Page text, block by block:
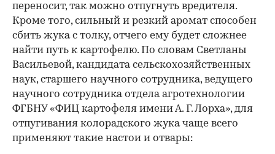
переносит, так можно отпугнуть вредителя.
Кроме того, сильный и резкий аромат способен
сбить жука с толку, отчего ему будет сложнее
найти путь к картофелю. По словам Светланы
Васильевой, кандидатасельскохозяйственных
наук, старшего научного сотрудника, ведущего
научного сотрудника отдела агротехнологии
ФГБНУ «ФИЦ картофеля имени А. Г. Лорха», для
отпугивания колорадского жука чаще всего
применяют такие настои и отвары: